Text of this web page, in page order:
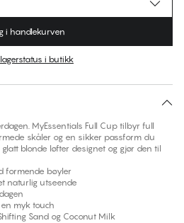
i handlekurven
i butikk
MyEssentials Full Cup tilbyr full
skåler og en sikker passform du
blonde løfter designet og gjør den til
formende bøyler
naturlig utseende
myk touch
Sand og Coconut Milk